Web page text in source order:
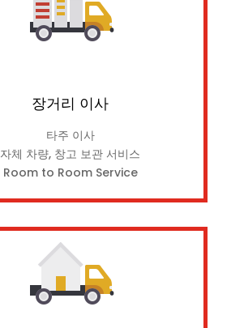
장거리 이사
타주 이사
자체 차량, 창고 보관 서비스
Room to Room Service